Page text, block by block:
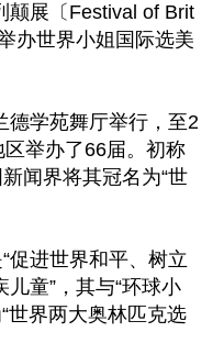
颠展〔Festival of Brit
办世界小姐国际选美
德学苑舞厅举行，至2
举办了66届。初称
闻界将其冠名为“世
促进世界和平、树立
童”，其与“环球小
世界两大奥林匹克选